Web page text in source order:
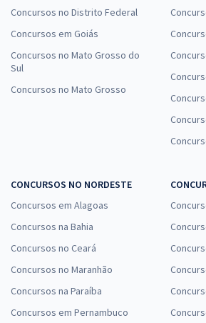
Concursos no Distrito Federal
Concursos em Goiás
Concursos no Mato Grosso do
Sul
Concursos no Mato Grosso
CONCURSOS NO NORDESTE
Concursos em Alagoas
Concursos na Bahia
Concursos no Ceará
Concursos no Maranhão
Concursos na Paraíba
Concursos em Pernambuco